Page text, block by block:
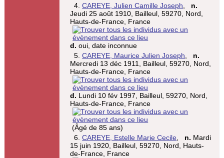
4.CAREYE, Julien Camille Joseph
n.
Jeudi 25 août 1910, Bailleul, 59270, Nord,
Hauts-de-France, France
d. oui, date inconnue
5.CAREYE, Maurice Julien Joseph
n.
Mercredi 13 déc 1911, Bailleul, 59270, Nord,
Hauts-de-France, France
d. Lundi 10 fév 1997, Bailleul, 59270, Nord,
Hauts-de-France, France
(Âgé de 85 ans)
6.CAREYE, Estelle Marie Cecile n. Mardi
15 juin 1920, Bailleul, 59270, Nord, Hauts-
de-France, France